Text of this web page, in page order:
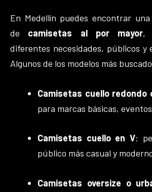
En Medellín puedes encontrar
de camisetas al por mayor,
diferentes necesidades, públicos y
Algunos de los modelos más
Camisetas cuello redondo
para marcas básicas,
Camisetas cuello en V:
público más casual y
Camisetas oversize o